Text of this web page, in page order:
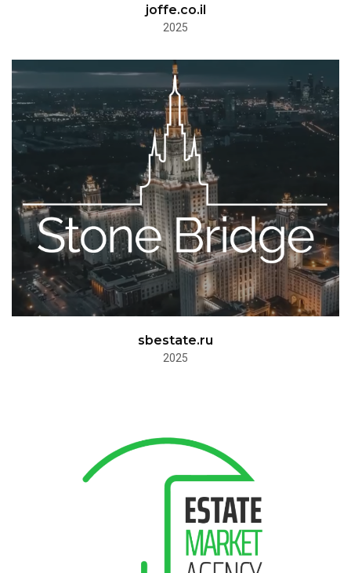
joffe.co.il
2025
sbestate.ru
2025